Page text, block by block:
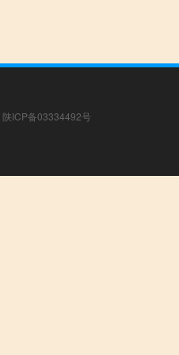
陕ICP备03334492号